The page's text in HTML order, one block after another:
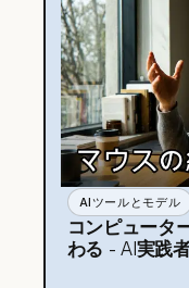
AIツールとモデル
コンピュータ
わる - AI実践